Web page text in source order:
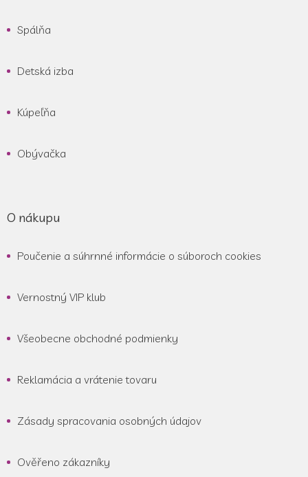
Spálňa
Detská izba
Kúpeľňa
Obývačka
O nákupu
Poučenie a súhrnné informácie o súboroch cookies
Vernostný VIP klub
Všeobecne obchodné podmienky
Reklamácia a vrátenie tovaru
Zásady spracovania osobných údajov
Ověřeno zákazníky